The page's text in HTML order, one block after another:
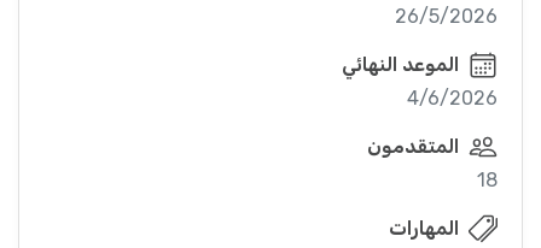
26/5/2026
الموعد النهائي
4/6/2026
المتقدمون
18
المهارات